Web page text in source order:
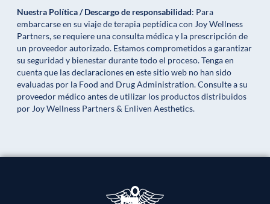
Nuestra Política / Descargo de responsabilidad: Para
embarcarse en su viaje de terapia peptídica con Joy Wellness
Partners, se requiere una consulta médica y la prescripción de
un proveedor autorizado. Estamos comprometidos a garantizar
su seguridad y bienestar durante todo el proceso. Tenga en
cuenta que las declaraciones en este sitio web no han sido
evaluadas por la Food and Drug Administration. Consulte a su
proveedor médico antes de utilizar los productos distribuidos
por Joy Wellness Partners & Enliven Aesthetics.